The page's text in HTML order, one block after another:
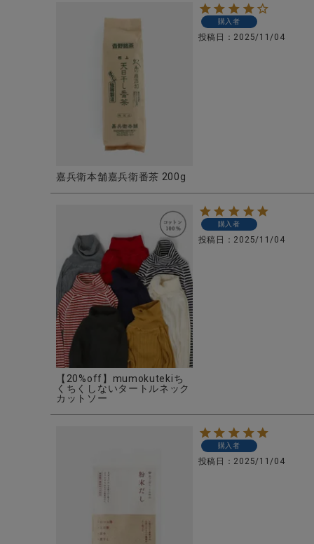
嘉兵衛本舗嘉兵衛番茶 200g
購入者
投稿日 2025/11/04
【20%off】mumokutekiち
くちくしないタートルネック
カットソー
購入者
投稿日 2025/11/04
購入者
投稿日 2025/11/04